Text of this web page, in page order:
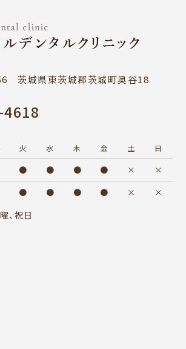
茨城県東茨城郡茨城町奥谷18
火 水 木 金 土 日
● ● ● ● × ×
● ● ● ● × ×
、祝日